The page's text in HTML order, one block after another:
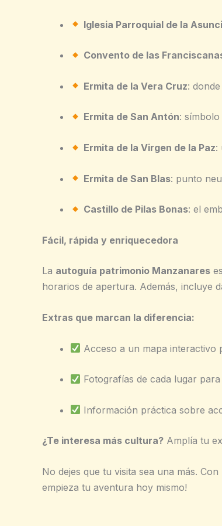
Iglesia Parroquial de la
Convento de las
Ermita de la Vera Cruz:
Ermita de San Antón:
Ermita de la Virgen de la Paz:
Ermita de San Blas: punto
Castillo de Pilas Bonas: el
Fácil, rápida y enriquecedora
La autoguía patrimonio Manzanares
horarios de apertura. Además, incluye
Extras que marcan la diferencia:
Acceso a un mapa interactivo
Fotografías de cada lugar
Información práctica sobre
¿Te interesa más cultura? Amplía tu
No dejes que tu visita sea una más. Con
empieza tu aventura hoy mismo!